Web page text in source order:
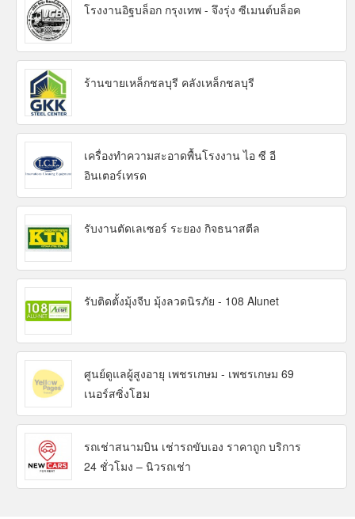
โรงงานอิฐบล็อก กรุงเทพ - จึงรุ่ง ซีเมนต์บล็อค
ร้านขายเหล็กชลบุรี คลังเหล็กชลบุรี
เครื่องทำความสะอาดพื้นโรงงาน ไอ ซี อี
อินเตอร์เทรด
รับงานตัดเลเซอร์ ระยอง กิจธนาสตีล
รับติดตั้งมุ้งจีบ มุ้งลวดนิรภัย - 108 Alunet
ศูนย์ดูแลผู้สูงอายุ เพชรเกษม - เพชรเกษม 69
เนอร์สซิ่งโฮม
รถเช่าสนามบิน เช่ารถขับเอง ราคาถูก บริการ
24 ชั่วโมง – นิวรถเช่า